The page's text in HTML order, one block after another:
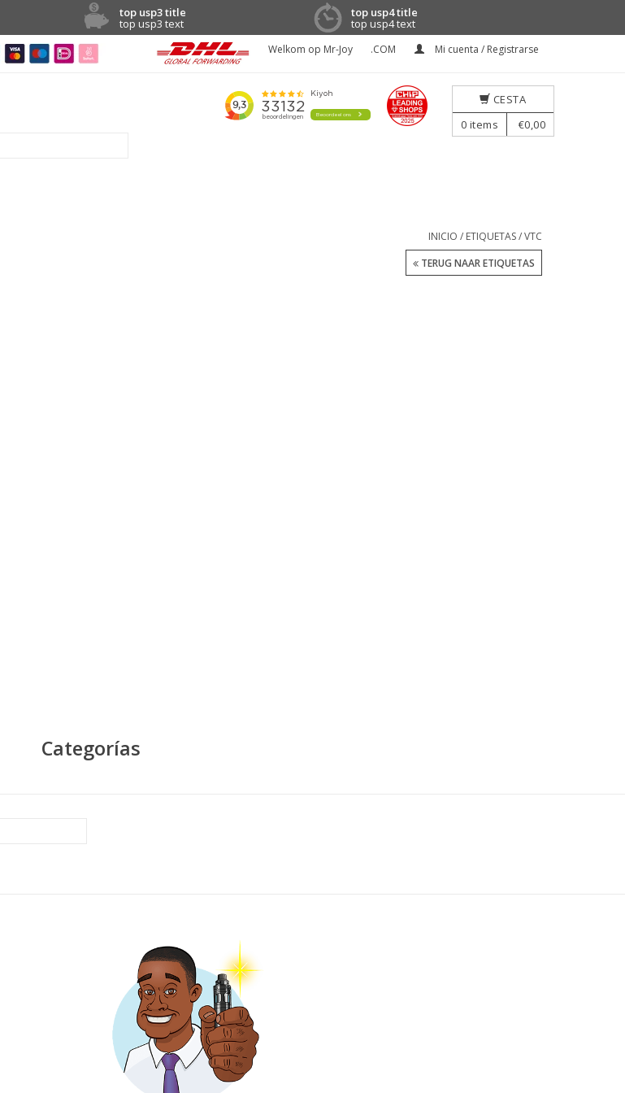
top usp3 title
top usp3 text
top usp4 title
top usp4 text
Welkom op Mr-Joy .COM Mi cuenta / Registrarse
CESTA
0 items €0,00
INICIO / ETIQUETAS/VTC
TERUG NAAR ETIQUETAS
Categorías